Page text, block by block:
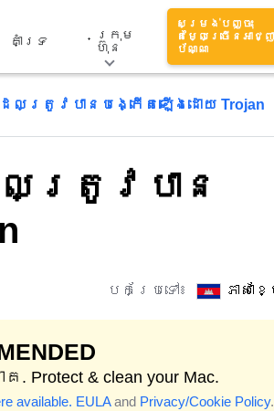
គាំទ្រ
ក្រុម
ហ៊ុន
សម្រង់បញ្ចុះ
តម្លៃច្រើនអាជ្ញា
ប័ណ្ណ
ែល​ត្រូវ​បាន​បង្កើត​ឡើង​ដោយ Trojan
ល​ត្រូវ​បាន​
បកប្រែទៅ៖ ភាសាខ្
គ. Protect & clean your Mac.
available. EULAand Privacy/Cookie Policy.